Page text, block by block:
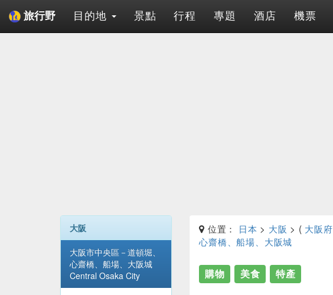
旅行野 目的地 景點 行程 專題 酒店 機票
大阪
大阪市中央區－道頓堀、
心齋橋、船場、大阪城
Central Osaka City
位置： 日本 > 大阪 > ( 大阪府
心齋橋、船場、大阪城
購物 美食 特產